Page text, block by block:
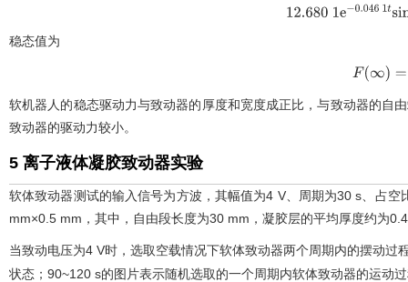
37.690 2e-0.046 1tc
稳态值为
F( ∞)=
软机器人的稳态驱动力与致动器的厚度和宽度成正比，与致动器的自
致动器的驱动力较小。
5 离子液体凝胶致动器实验
软体致动器测试的输入信号为方波，其幅值为4 V、周期为30 s、占
mm×0.5 mm，其中，自由段长度为30 mm，凝胶层的平均厚度约为
当致动电压为4 V时，选取空载情况下软体致动器两个周期内的摆动过
状态；90~120 s的图片表示随机选取的一个周期内软体致动器的运动